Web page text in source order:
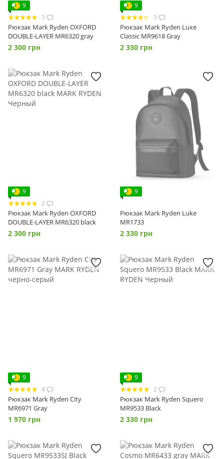
9
3
Рюкзак Mark Ryden OXFORD
DOUBLE-LAYER MR6320 gray
2 300 грн
9
3
Рюкзак Mark Ryden Luxe
Classic MR9618 Gray
2 330 грн
9
2
Рюкзак Mark Ryden OXFORD
DOUBLE-LAYER MR6320 black
2 300 грн
9
Рюкзак Mark Ryden Luke
MR1733
2 330 грн
9
4
Рюкзак Mark Ryden City
MR6971 Gray
1 970 грн
9
2
Рюкзак Mark Ryden Squero
MR9533 Black
2 330 грн